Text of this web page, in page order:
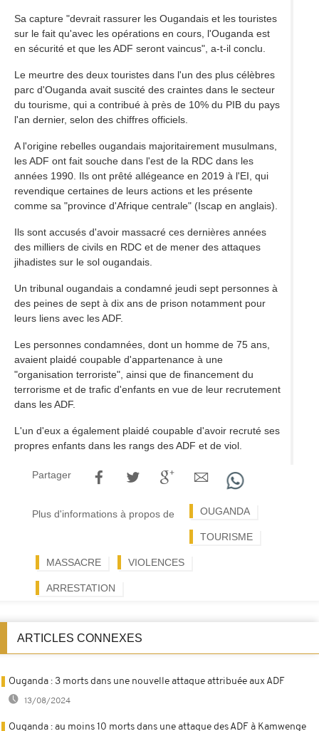
Sa capture "devrait rassurer les Ougandais et les touristes
sur le fait qu'avec les opérations en cours, l'Ouganda est
en sécurité et que les ADF seront vaincus", a-t-il conclu.
Le meurtre des deux touristes dans l'un des plus célèbres
parc d'Ouganda avait suscité des craintes dans le secteur
du tourisme, qui a contribué à près de 10% du PIB du pays
l'an dernier, selon des chiffres officiels.
A l'origine rebelles ougandais majoritairement musulmans,
les ADF ont fait souche dans l'est de la RDC dans les
années 1990. Ils ont prêté allégeance en 2019 à l'EI, qui
revendique certaines de leurs actions et les présente
comme sa "province d'Afrique centrale" (Iscap en anglais).
Ils sont accusés d'avoir massacré ces dernières années
des milliers de civils en RDC et de mener des attaques
jihadistes sur le sol ougandais.
Un tribunal ougandais a condamné jeudi sept personnes à
des peines de sept à dix ans de prison notamment pour
leurs liens avec les ADF.
Les personnes condamnées, dont un homme de 75 ans,
avaient plaidé coupable d'appartenance à une
"organisation terroriste", ainsi que de financement du
terrorisme et de trafic d'enfants en vue de leur recrutement
dans les ADF.
L'un d'eux a également plaidé coupable d'avoir recruté ses
propres enfants dans les rangs des ADF et de viol.
Partager
Plus d'informations à propos de OUGANDA
TOURISME
MASSACRE VIOLENCES
ARRESTATION
ARTICLES CONNEXES
Ouganda : 3 morts dans une nouvelle attaque attribuée aux ADF
13/08/2024
Ouganda : au moins 10 morts dans une attaque des ADF à Kamwenge